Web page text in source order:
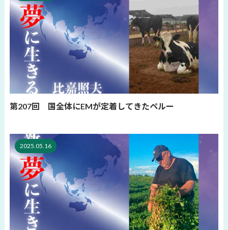
第207回 国全体にEMが定着してきたペルー
2025.05.16